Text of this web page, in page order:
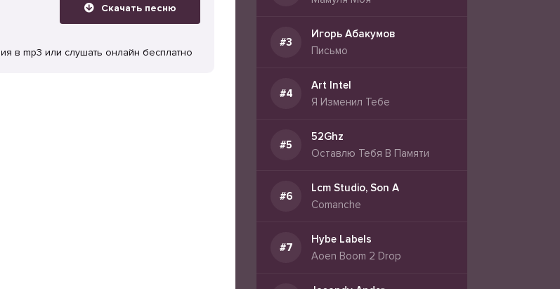
Скачать песню
в mp3 или слушать онлайн бесплатно
Игорь Абакумов
Письмо
Art Intel
Я Изменил Тебе
52Ghz
Оставлю Тебя В Памяти
Lcm Studio, Son A
Comanche
Hybe Labels
Aoen Boom 2 Drop